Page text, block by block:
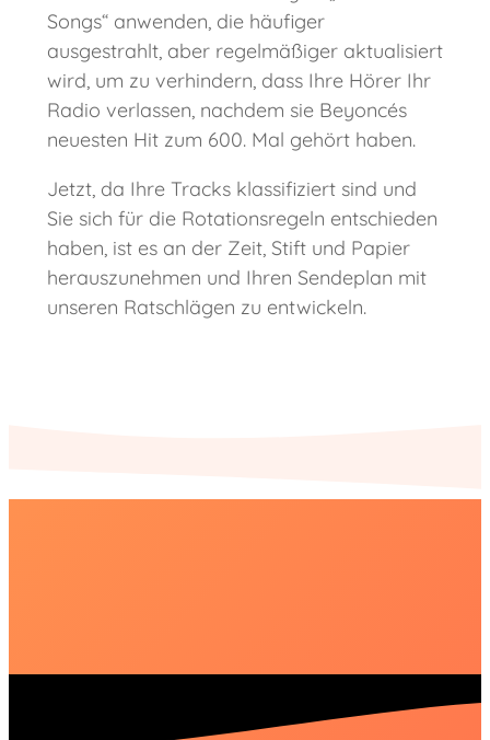
Songs“ anwenden, die häufiger
ausgestrahlt, aber regelmäßiger aktualisiert
wird, um zu verhindern, dass Ihre Hörer Ihr
Radio verlassen, nachdem sie Beyoncés
neuesten Hit zum 600. Mal gehört haben.
Jetzt, da Ihre Tracks klassifiziert sind und
Sie sich für die Rotationsregeln entschieden
haben, ist es an der Zeit, Stift und Papier
herauszunehmen und Ihren Sendeplan mit
unseren Ratschlägen zu entwickeln.